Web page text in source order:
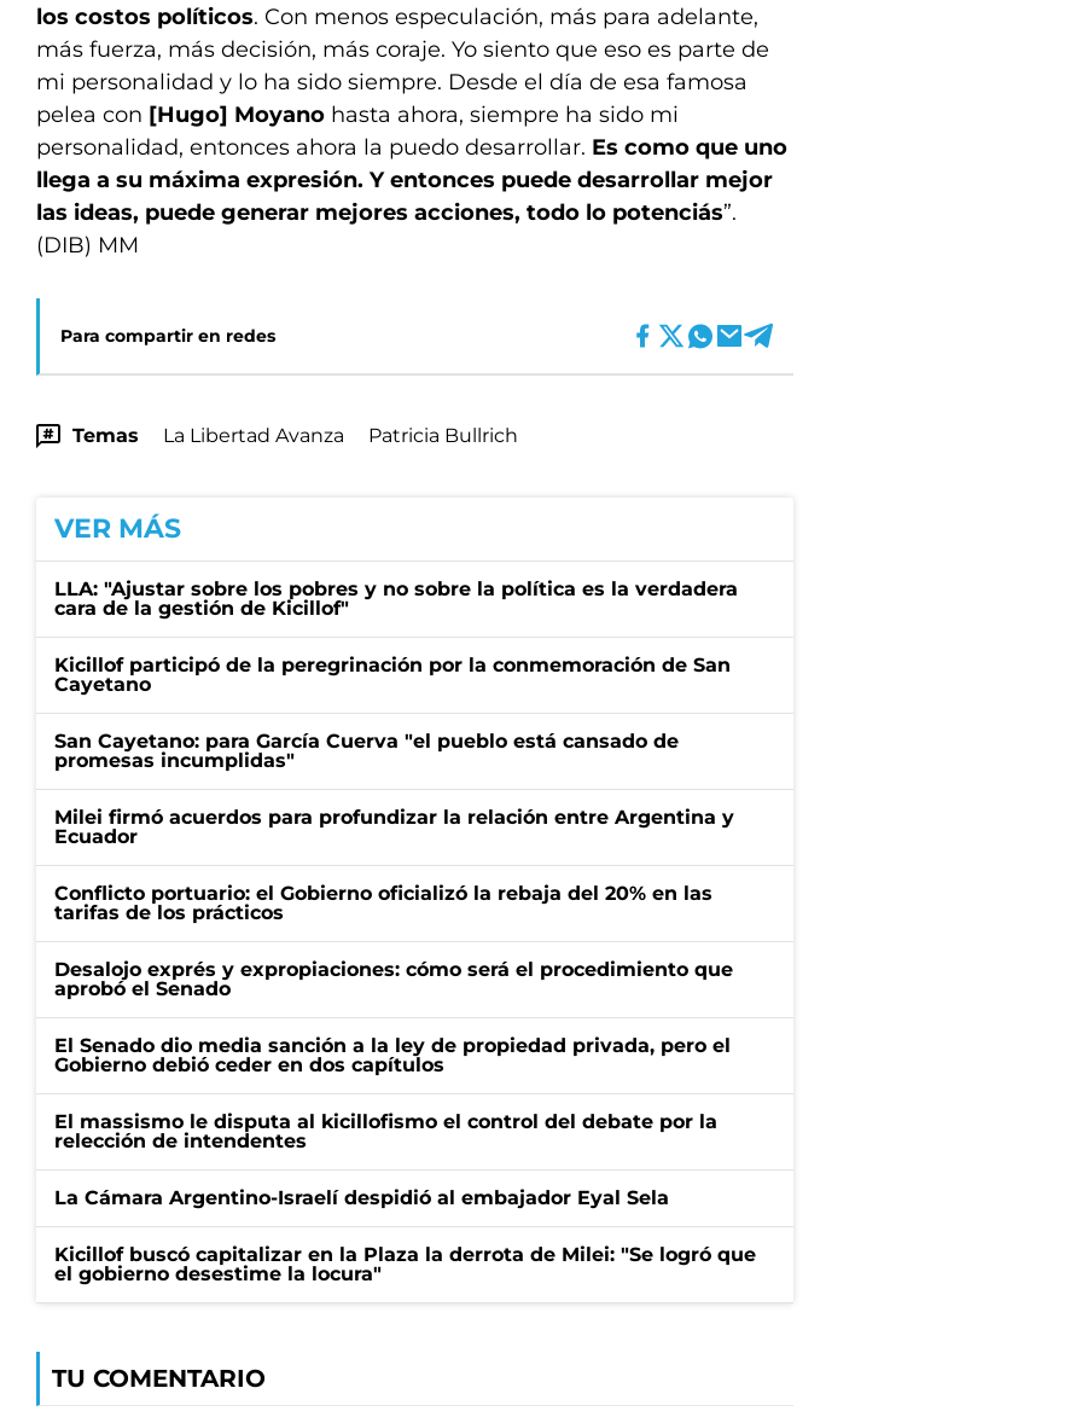
los costos políticos. Con menos especulación, más para adelante,
más fuerza, más decisión, más coraje. Yo siento que eso es parte de
mi personalidad y lo ha sido siempre. Desde el día de esa famosa
pelea con [Hugo] Moyano hasta ahora, siempre ha sido mi
personalidad, entonces ahora la puedo desarrollar. Es como que uno
llega a su máxima expresión. Y entonces puede desarrollar mejor
las ideas, puede generar mejores acciones, todo lo potenciás”.
(DIB) MM
Para compartir en redes
Temas La Libertad Avanza Patricia Bullrich
VER MÁS
LLA: "Ajustar sobre los pobres y no sobre la política es la verdadera
cara de la gestión de Kicillof"
Kicillof participó de la peregrinación por la conmemoración de San
Cayetano
San Cayetano: para García Cuerva "el pueblo está cansado de
promesas incumplidas"
Milei firmó acuerdos para profundizar la relación entre Argentina y
Ecuador
Conflicto portuario: el Gobierno oficializó la rebaja del 20% en las
tarifas de los prácticos
Desalojo exprés y expropiaciones: cómo será el procedimiento que
aprobó el Senado
El Senado dio media sanción a la ley de propiedad privada, pero el
Gobierno debió ceder en dos capítulos
El massismo le disputa al kicillofismo el control del debate por la
relección de intendentes
La Cámara Argentino-Israelí despidió al embajador Eyal Sela
Kicillof buscó capitalizar en la Plaza la derrota de Milei: "Se logró que
el gobierno desestime la locura"
TU COMENTARIO